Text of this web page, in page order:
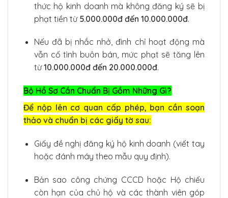
thức hộ kinh doanh mà không đăng ký sẽ bị
phạt tiền từ 5.000.000đ đến 10.000.000đ.
Nếu đã bị nhắc nhở, đình chỉ hoạt động mà
vẫn cố tình buôn bán, mức phạt sẽ tăng lên
từ10.000.000đ đến 20.000.000đ.
Bộ Hồ Sơ Cần Chuẩn Bị Gồm Những Gì?
Để nộp lên cơ quan cấp phép, bạn cần soạn
thảo và chuẩn bị các giấy tờ sau:
Giấy đề nghị đăng ký hộ kinh doanh (viết tay
hoặc đánh máy theo mẫu quy định).
Bản sao công chứng CCCD hoặc Hộ chiếu
còn hạn của chủ hộ và các thành viên góp